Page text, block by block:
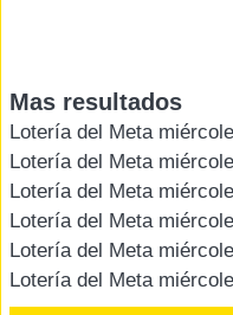
Mas resultados
Lotería del Meta
Lotería del Meta
Lotería del Meta
Lotería del Meta
Lotería del Meta
Lotería del Meta